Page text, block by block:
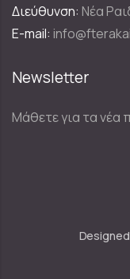
Διεύθυνση: Νέα
E-mail:
Newsletter
Μάθετε για τα νέα